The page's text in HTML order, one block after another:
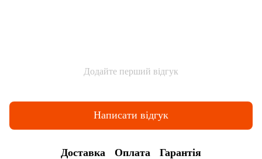
Додайте перший відгук
Написати відгук
Доставка Оплата Гарантія